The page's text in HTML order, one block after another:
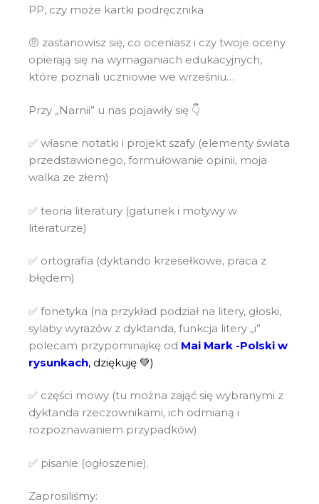
PP, czy może kartki podręcznika
🤨 zastanowisz się, co oceniasz i czy twoje oceny
opierają się na wymaganiach edukacyjnych,
które poznali uczniowie we wrześniu…
Przy „Narnii” u nas pojawiły się 👇
✅ własne notatki i projekt szafy (elementy świata
przedstawionego, formułowanie opinii, moja
walka ze złem)
✅ teoria literatury (gatunek i motywy w
literaturze)
✅ ortografia (dyktando krzesełkowe, praca z
błędem)
✅ fonetyka (na przykład podział na litery, głoski,
sylaby wyrazów z dyktanda, funkcja litery „i”
polecam przypominajkę od Mai Mark -Polski w
rysunkach, dziękuję 💚)
✅ części mowy (tu można zająć się wybranymi z
dyktanda rzeczownikami, ich odmianą i
rozpoznawaniem przypadków)
✅ pisanie (ogłoszenie).
Zaprosiliśmy: